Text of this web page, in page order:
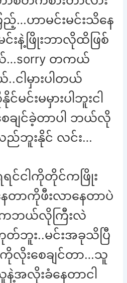
…ဟာမင်းမင်းသိနေ
နဲ့ဖြိုးဘာလိုထိဖြစ်
တကယ်
ငါမှားပါတယ်
မင်းမမှားပါဘူးငါ
ချင်ခဲ့တာပါ ဘယ်လို
ည်ဘူးနိုင် လင်း…
ရင်ငါကိုတိုင်ကဖြိုး
ေတာကိုဖီးလာနေတာပဲ
ကဘယ်လိုကြီးလဲ
ဘူး..မင်းအခုသိပြီ
ကိုလိုးစေချင်တာ…သူ
နဲ့အလိုးခံနေတာငါ